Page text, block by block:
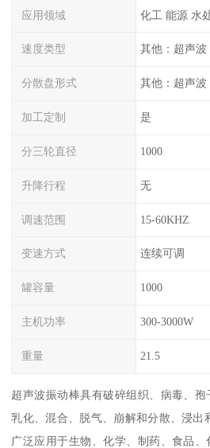
应用领域 化工 能源 水
速度类型 其他：超声波
分散盘形式 其他：超声波
加工定制 是
分三轮直径 1000
升降行程 无
调速范围 15-60KHZ
变速方式 连续可调
罐容量 1000
主机功率 300-3000W
重量 21.5
超声波振动棒具有破碎组织、病毒、孢
乳化、混合、脱气、崩解和分散、浸出
广泛应用于生物、化学、制药、食品